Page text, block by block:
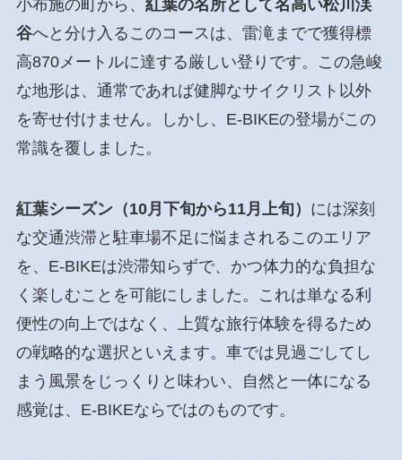
小布施の町から、 紅葉の名所として名高い松川渓
谷へと分け入るこのコースは、雷滝までで獲得標
高870メートルに達する厳しい登りです。この急峻
な地形は、通常であれば健脚なサイクリスト以外
を寄せ付けません。しかし、E-BIKEの登場がこの
常識を覆しました。
紅葉シーズン（10月下旬から11月上旬） には深刻
な交通渋滞と駐車場不足に悩まされるこのエリア
を、E-BIKEは渋滞知らずで、かつ体力的な負担な
く楽しむことを可能にしました。これは単なる利
便性の向上ではなく、上質な旅行体験を得るため
の戦略的な選択といえます。車では見過ごしてし
まう風景をじっくりと味わい、自然と一体になる
感覚は、E-BIKEならではのものです。